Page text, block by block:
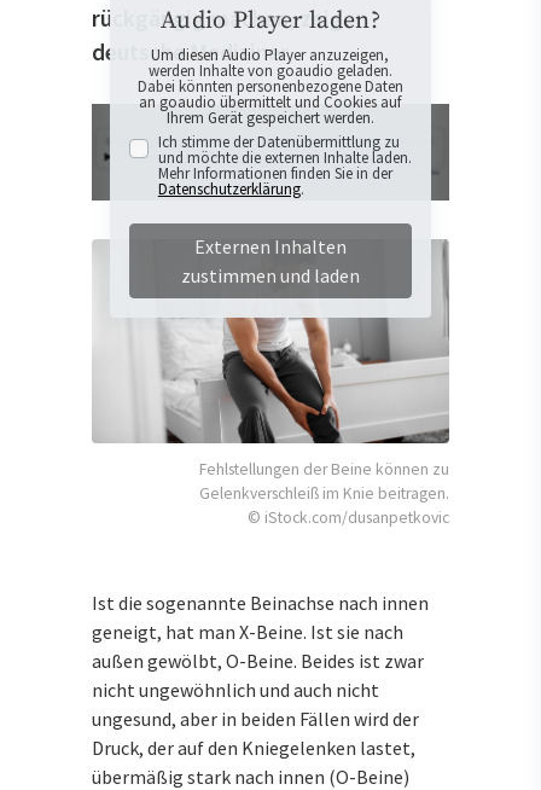
rückgängig machen, zeigen
deutsche Mediziner.
Audio Player laden?
Um diesen Audio Player anzuzeigen,
werden Inhalte von goaudio geladen.
Dabei könnten personenbezogene Daten
an goaudio übermittelt und Cookies auf
Ihrem Gerät gespeichert werden.
Ich stimme der Datenübermittlung zu
und möchte die externen Inhalte laden.
Mehr Informationen finden Sie in der
Datenschutzerklärung.
Externen Inhalten
zustimmen und laden
Fehlstellungen der Beine können zu
Gelenkverschleiß im Knie beitragen.
© iStock.com/dusanpetkovic
Ist die sogenannte Beinachse nach innen
geneigt, hat man X-Beine. Ist sie nach
außen gewölbt, O-Beine. Beides ist zwar
nicht ungewöhnlich und auch nicht
ungesund, aber in beiden Fällen wird der
Druck, der auf den Kniegelenken lastet,
übermäßig stark nach innen (O-Beine)